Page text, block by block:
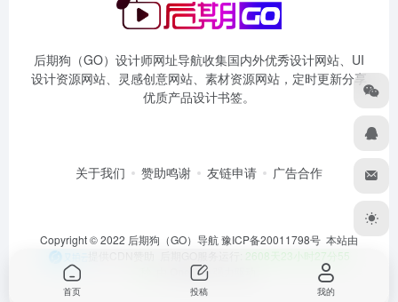
后期狗（GO）设计师网址导航收集国内外优秀设计网站、UI
设计资源网站、灵感创意网站、素材资源网站，定时更新分享
优质产品设计书签。
关于我们 赞助鸣谢 友链申请 广告合作
Copyright © 2022 后期狗（GO）导航豫ICP备20011798号 本站由
2608天23小时27分55
OneNav
首页 投稿 我的